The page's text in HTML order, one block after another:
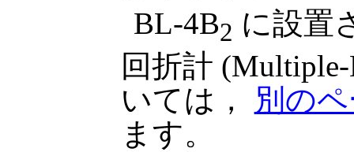
BL-4B2 に設置
回折計
いては，
別の
ます。